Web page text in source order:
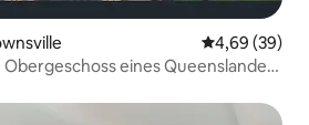
4,69 (39)
eines Queenslander